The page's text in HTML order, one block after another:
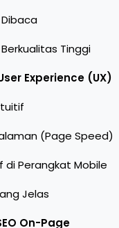
Tinggi
Experience (UX)
(Page Speed)
di Perangkat Mobile
Jelas
On-Page